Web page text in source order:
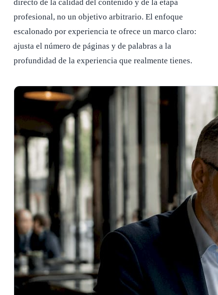
directo de la calidad del contenido y de la etapa
profesional, no un objetivo arbitrario. El enfoque
escalonado por experiencia te ofrece un marco claro:
ajusta el número de páginas y de palabras a la
profundidad de la experiencia que realmente tienes.